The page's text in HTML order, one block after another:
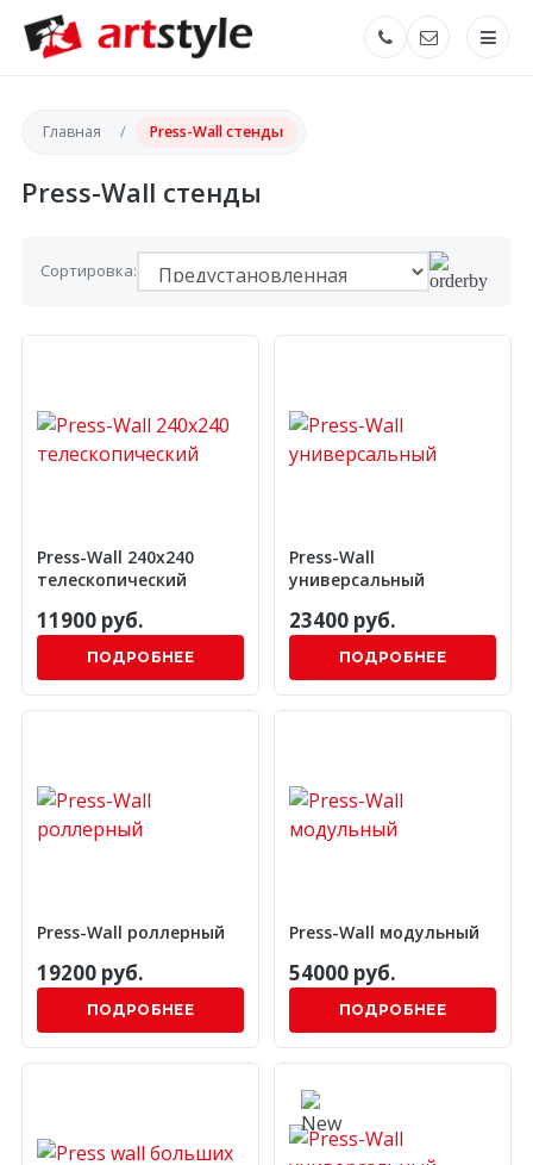
Главная Press-Wall стенды
Press-Wall стенды
Сортировка:
Press-Wall 240х240
телескопический
11900 руб.
ПОДРОБНЕЕ
Press-Wall
универсальный
23400 руб.
ПОДРОБНЕЕ
Press-Wall роллерный
19200 руб.
ПОДРОБНЕЕ
Press-Wall модульный
54000 руб.
ПОДРОБНЕЕ